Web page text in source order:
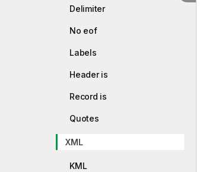
Delimiter
No eof
Labels
Header is
Record is
Quotes
XML
KML